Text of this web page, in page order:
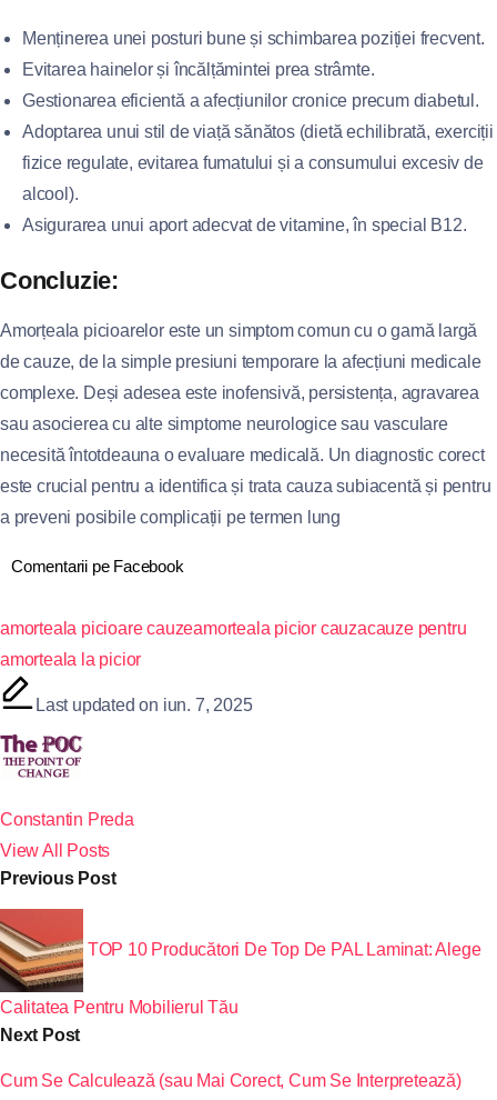
Menținerea unei posturi bune și schimbarea poziției frecvent.
Evitarea hainelor și încălțămintei prea strâmte.
Gestionarea eficientă a afecțiunilor cronice precum diabetul.
Adoptarea unui stil de viață sănătos (dietă echilibrată, exerciții
fizice regulate, evitarea fumatului și a consumului excesiv de
alcool).
Asigurarea unui aport adecvat de vitamine, în special B12.
Concluzie:
Amorțeala picioarelor este un simptom comun cu o gamă largă
de cauze, de la simple presiuni temporare la afecțiuni medicale
complexe. Deși adesea este inofensivă, persistența, agravarea
sau asocierea cu alte simptome neurologice sau vasculare
necesită întotdeauna o evaluare medicală. Un diagnostic corect
este crucial pentru a identifica și trata cauza subiacentă și pentru
a preveni posibile complicații pe termen lung
Comentarii pe Facebook
amorteala picioare cauzeamorteala picior cauzacauze pentru
amorteala la picior
Last updated on iun. 7, 2025
Constantin Preda
View All Posts
Previous Post
TOP 10 Producători De Top De PAL Laminat: Alege
Calitatea Pentru Mobilierul Tău
Next Post
Cum Se Calculează (sau Mai Corect, Cum Se Interpretează)